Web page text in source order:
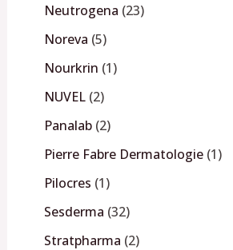
Neutrogena 23
Noreva 5
Nourkrin 1
NUVEL 2
Panalab 2
Pierre Fabre Dermatologie 1
Pilocres 1
Sesderma 32
Stratpharma 2